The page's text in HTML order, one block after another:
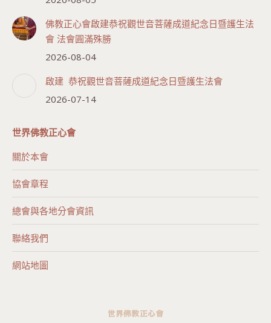
佛教正心會啟建恭祝觀世音菩薩成道紀念日暨護生法
會 法會圓滿殊勝
2026-08-04
啟建 恭祝觀世音菩薩成道紀念日暨護生法會
2026-07-14
世界佛教正心會
關於本會
協會章程
總會與各地分會資訊
聯絡我們
網站地圖